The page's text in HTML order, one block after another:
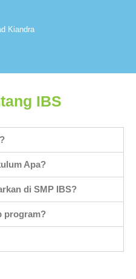
Kiandra
IBS
Apa?
di SMP IBS?
program?